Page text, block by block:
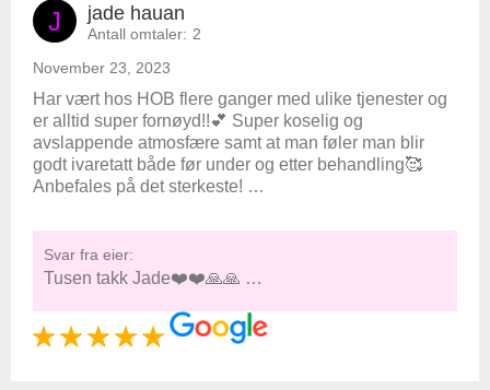
J jade hauan
Antall omtaler: 2
November 23, 2023
Har vært hos HOB flere ganger med ulike tjenester og
er alltid super fornøyd!!💕 Super koselig og
avslappende atmosfære samt at man føler man blir
godt ivaretatt både før under og etter behandling🥰
Anbefales på det sterkeste! …
Svar fra eier:
Tusen takk Jade❤️❤️🙏🙏 …